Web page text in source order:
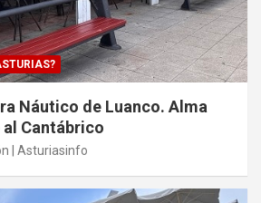
Náutico de Luanco. Alma
Cantábrico
| Asturiasinfo